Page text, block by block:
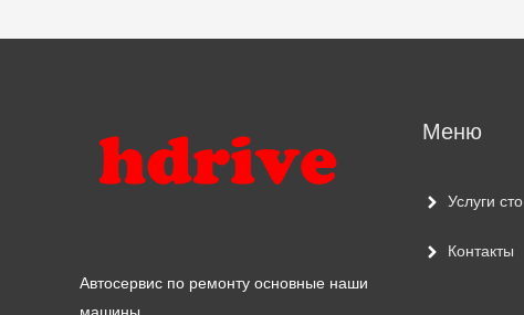
Автосервис по ремонту основные наши
Меню
Услуги сто
Контакты